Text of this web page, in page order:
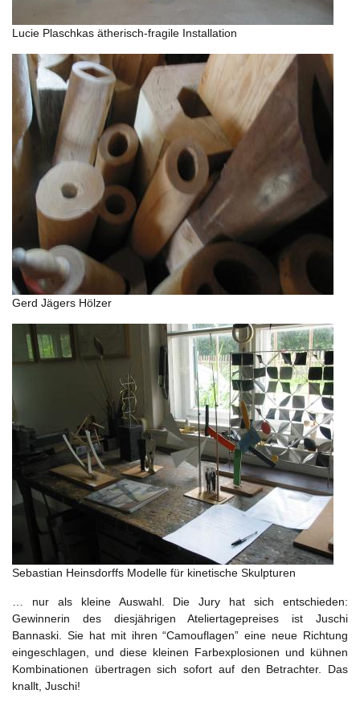
Lucie Plaschkas ätherisch-fragile Installation
Gerd Jägers Hölzer
Sebastian Heinsdorffs Modelle für kinetische Skulpturen
… nur als kleine Auswahl. Die Jury hat sich entschieden:
Gewinnerin des diesjährigen Ateliertagepreises ist Juschi
Bannaski. Sie hat mit ihren “Camouflagen” eine neue Richtung
eingeschlagen, und diese kleinen Farbexplosionen und kühnen
Kombinationen übertragen sich sofort auf den Betrachter. Das
knallt, Juschi!